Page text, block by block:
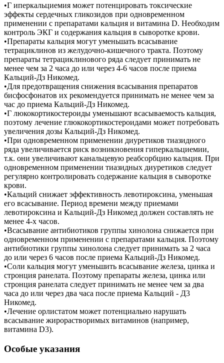
•Г иперкальциемия может потенцировать токсические
эффекты сердечных гликозидов при одновременном
применении с препаратами кальция и витамина D. Необходим
контроль ЭКГ и содержания кальция в сыворотке крови.
•Препараты кальция могут уменьшать всасывание
тетрациклинов из желудочно-кишечного тракта. Поэтому
препараты тетрациклинового ряда следует принимать не
менее чем за 2 часа до или через 4-6 часов после приема
Кальций-Дз Никомед.
•Для предотвращения снижения всасывания препаратов
бисфосфонатов их рекомендуется принимать не менее чем за
час до приема Кальций-Дз Никомед.
•Г люкокортикостероиды уменьшают всасываемость кальция,
поэтому лечение глюкокортикостероидами может потребовать
увеличения дозы Кальций-Дз Никомед.
•При одновременном применении диуретиков тиазидного
ряда увеличивается риск возникновения гиперкальциемии,
т.к. они увеличивают канальцевую реабсорбцию кальция. При
одновременном применении тиазидных диуретиков следует
регулярно контролировать содержание кальция в сыворотке
крови.
•Кальций снижает эффективность левотироксина, уменьшая
его всасывание. Период времени между приемами
левотироксина и Кальций-Дз Никомед должен составлять не
менее 4-х часов.
•Всасывание антибиотиков группы хинолона снижается при
одновременном применении с препаратами кальция. Поэтому
антибиотики группы хинолона следует принимать за 2 часа
до или через 6 часов после приема Кальций-Дз Никомед.
•Соли кальция могут уменьшить всасывание железа, цинка и
стронция ранелата. Поэтому препараты железа, цинка или
стронция ранелата следует принимать не менее чем за два
часа до или через два часа после приема Кальций - Д3
Никомед.
•Лечение орлистатом может потенциально нарушать
всасывание жирорастворимых витаминов (например,
витамина D3).
Особые указания